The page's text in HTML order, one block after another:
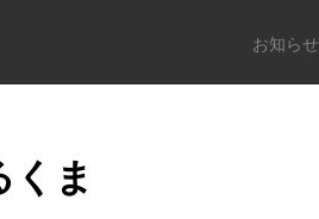
お知らせ
くま